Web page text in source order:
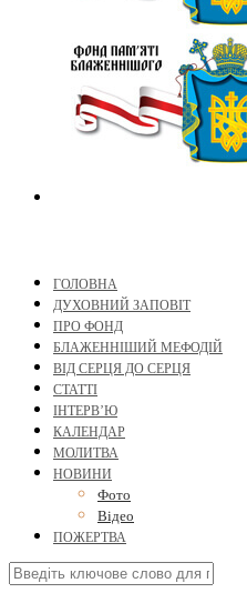
ГОЛОВНА
ДУХОВНИЙ ЗАПОВІТ
ПРО ФОНД
БЛАЖЕННІШИЙ МЕФОДІЙ
ВІД СЕРЦЯ ДО СЕРЦЯ
СТАТТІ
ІНТЕРВ’Ю
КАЛЕНДАР
МОЛИТВА
НОВИНИ
Фото
Відео
ПОЖЕРТВА